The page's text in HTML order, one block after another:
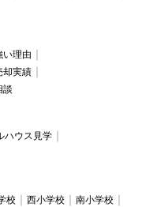
い理由
却実績
談
ハウス見学
校 西小学校
南小学校